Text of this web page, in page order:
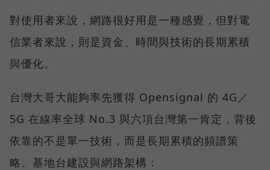
對使用者來說，網路很好用是一種感覺，但對電
信業者來說，則是資金、時間與技術的長期累積
與優化。
台灣大哥大能夠率先獲得 Opensignal 的 4G／
5G 在線率全球 No.3 與六項台灣第一肯定，背後
依靠的不是單一技術，而是長期累積的頻譜策
略、基地台建設與網路架構：